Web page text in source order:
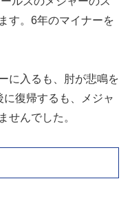
す。6年のマイナーを
に入るも、肘が悲鳴を
に復帰するも、メジャ
せんでした。